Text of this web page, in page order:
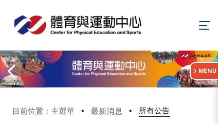
目前位置：主選單 最新消息 所有公告
:::
MENU